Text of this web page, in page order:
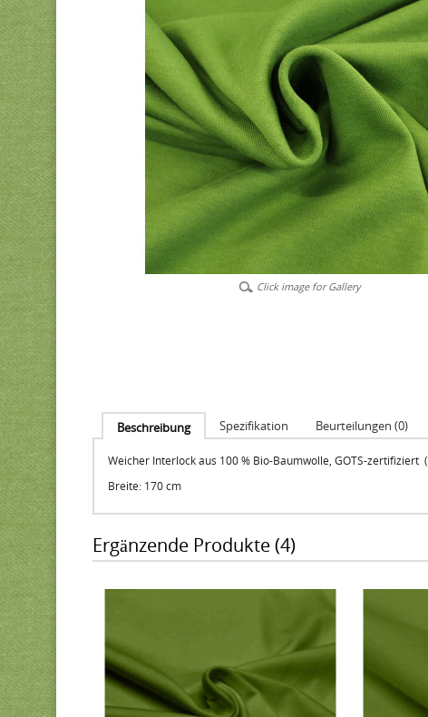
Click image for Gallery
Beschreibung Spezifikation Beurteilungen (0)
Weicher Interlock aus 100 % Bio-Baumwolle, GOTS-zertifiziert (
Breite: 170 cm
Ergänzende Produkte (4)